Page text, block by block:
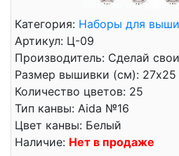
Категория: Наборы для
Артикул: Ц-09
Производитель: Сделай
Размер вышивки (см): 27x25
Количество цветов: 25
Тип канвы: Aida №16
Цвет канвы: Белый
Наличие: Нет в продаже